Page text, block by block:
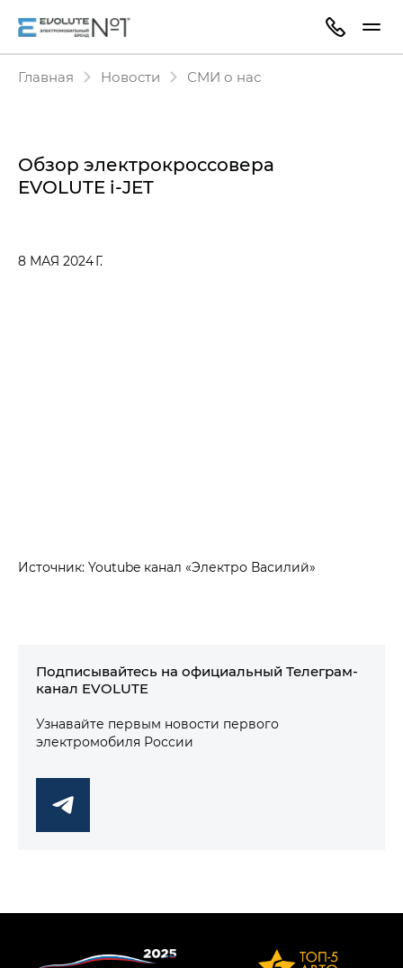
Главная Новости СМИ о нас
Обзор электрокроссовера
EVOLUTE i‑JET
8 МАЯ 2024 Г.
Источник: Youtube канал «Электро Василий»
Подписывайтесь на официальный Телеграм-
канал EVOLUTE
Узнавайте первым новости первого
электромобиля России